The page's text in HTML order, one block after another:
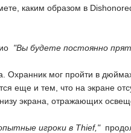
каким образом в
 "Вы будете постоянно
Охранник мог пройти в
еще и тем, что на экране
экрана, отражающих
игроки в Thief,"